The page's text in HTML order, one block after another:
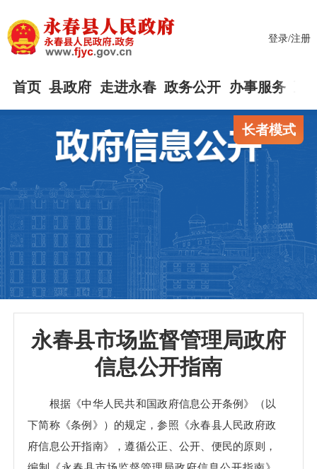
登录/注册
首页 县政府 走进永春 政务公开 办事服务
长者模式
永春县市场监督管理局政府
信息公开指南
根据《中华人民共和国政府信息公开条例》（以
下简称《条例》）的规定，参照《永春县人民政府政
府信息公开指南》，遵循公正、公开、便民的原则，